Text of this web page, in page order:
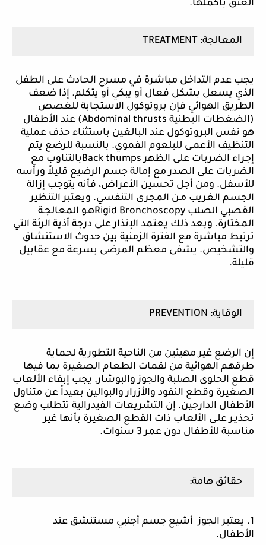
العنق بأكملها.
المعالجة: TREATMENT
يجب عدم التداخل مباشرة في مسرح الحادث على الطفل
الذي يسعل بشكل فعال أو يبكي أو يتكلم. إذا ضعف
الطريق الهوائي فإن بروتوكول الاستجابة للغصص
(الضغطات البطنية Abdominal thrusts) عند الأطفال
هو نفس البروتوكول عند البالغين باستثناء حذف عملية
التنظيف الأعمـى للبلعوم الفموي. بالنسبة للرضع يتم
إجراء الضربات على الظهرBack thumpsبالتناوب مع
الضربات على الصدر مع إمالة جسم الرضيع قليلاً ورأسه
للأسفل. ومن أجل تحسين الأعراض، فأنه يتوجب إزالة
الجسم الغريب مـن المجرى التنفسي. ويعتبر التنظير
القصبي الصلب Rigid Bronchoscopyهـو المعالجـة
المختارة. وبعد ذلك يعتمد الإنذار على درجة أذية الرئة التي
ترتبط مباشرة مع الفترة الزمنية بين حدوث الاستنشاق
والتشخيص. يشفى معظم المرضى بسرعة مع عقابيل
قليلة.
الوقاية: PREVENTION
إن الرضع غير مهيئين من الناحية التطورية لحماية
طرقهم الهوائية من لقمات الطعام الصغيرة بما فيها
قطع الحلوى الصلبة والجوز والبوشار. يجب إبقاء الألعاب
الصغيرة وقطع النقود والأزرار والبوالين بعيداً عن متناول
الأطفال الدارجين. إن التشريعات الفيدرالية تتطلب وضـع
تحذيـر علـى الألعاب ذات القطع الصغيرة بأنها غير
مناسبة للأطفال دون عمر 3 سنوات.
حقائق هامة:
1. يعتبر الجوز أشيع جسم أجنبي مستنشق عند
الأطفال.